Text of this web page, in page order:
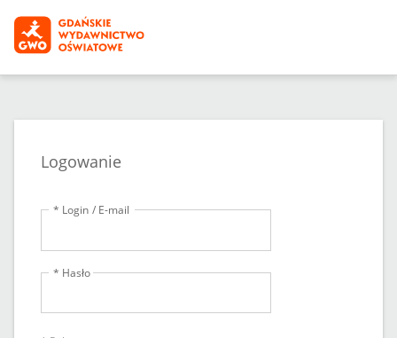
Logowanie
* Login / E-mail
* Hasło